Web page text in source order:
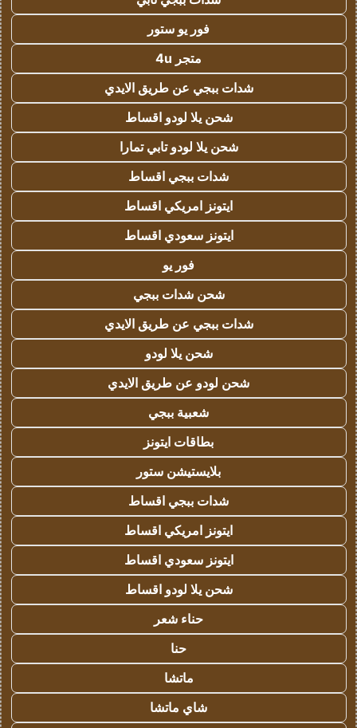
فور يو ستور
متجر 4u
شدات ببجي عن طريق الايدي
شحن يلا لودو اقساط
شحن يلا لودو تابي تمارا
شدات ببجي اقساط
ايتونز امريكي اقساط
ايتونز سعودي اقساط
فور يو
شحن شدات ببجي
شدات ببجي عن طريق الايدي
شحن يلا لودو
شحن لودو عن طريق الايدي
شعبية ببجي
بطاقات ايتونز
بلايستيشن ستور
شدات ببجي اقساط
ايتونز امريكي اقساط
ايتونز سعودي اقساط
شحن يلا لودو اقساط
حناء شعر
حنا
ماتشا
شاي ماتشا